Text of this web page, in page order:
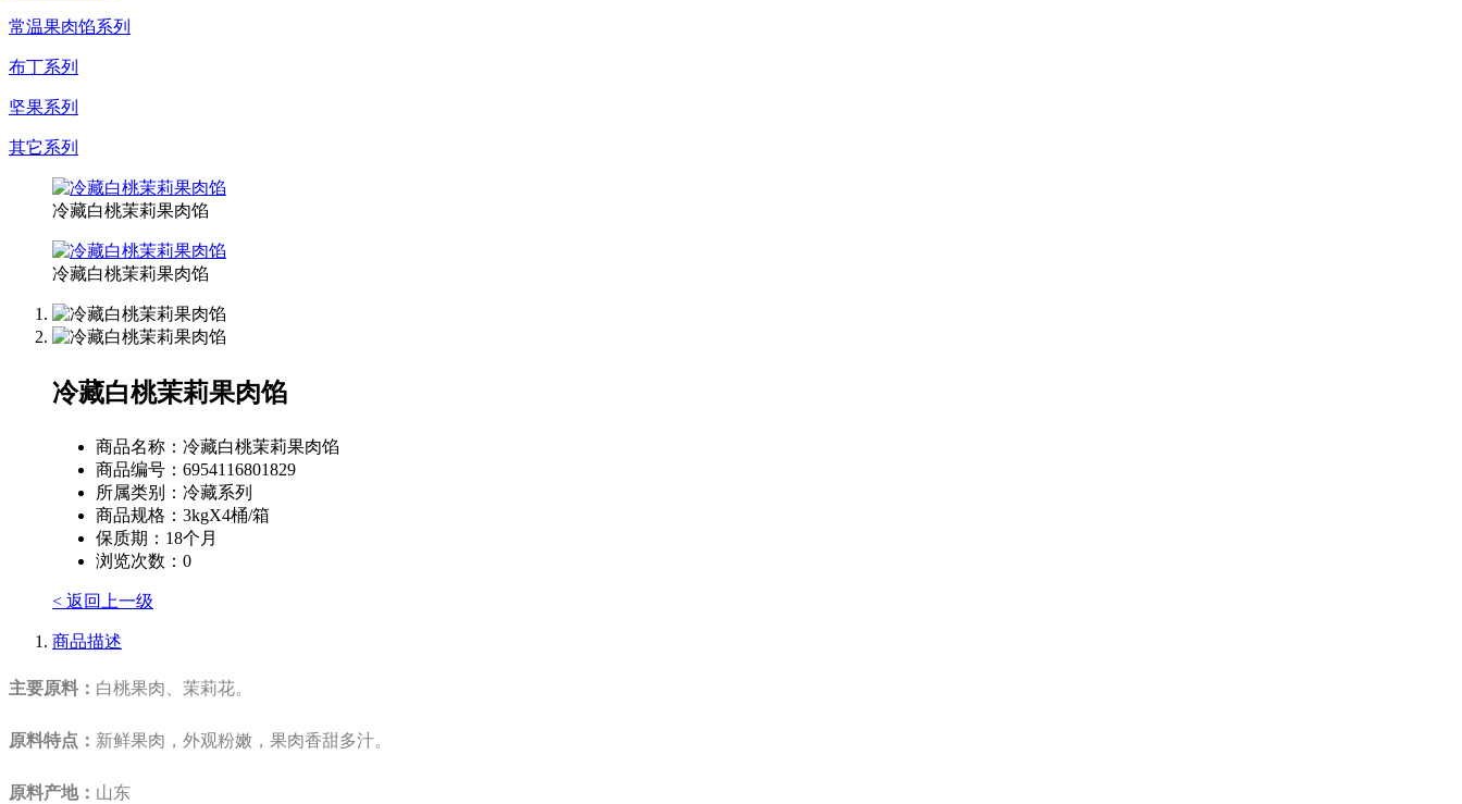
常温果肉馅系列
布丁系列
坚果系列
其它系列
冷藏白桃茉莉果肉馅
冷藏白桃茉莉果肉馅
冷藏白桃茉莉果肉馅
商品名称： 冷藏白桃茉莉果肉馅
商品编号： 6954116801829
所属类别： 冷藏系列
商品规格： 3kgX4桶/箱
保质期： 18个月
浏览次数： 0
< 返回上一级
商品描述
主要原料： 白桃果肉、茉莉花。
原料特点： 新鲜果肉，外观粉嫩，果肉香甜多汁。
原料产地： 山东